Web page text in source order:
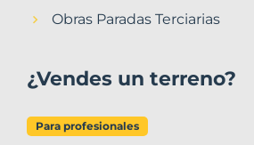
Obras Paradas Terciarias
¿Vendes un terreno?
Para profesionales